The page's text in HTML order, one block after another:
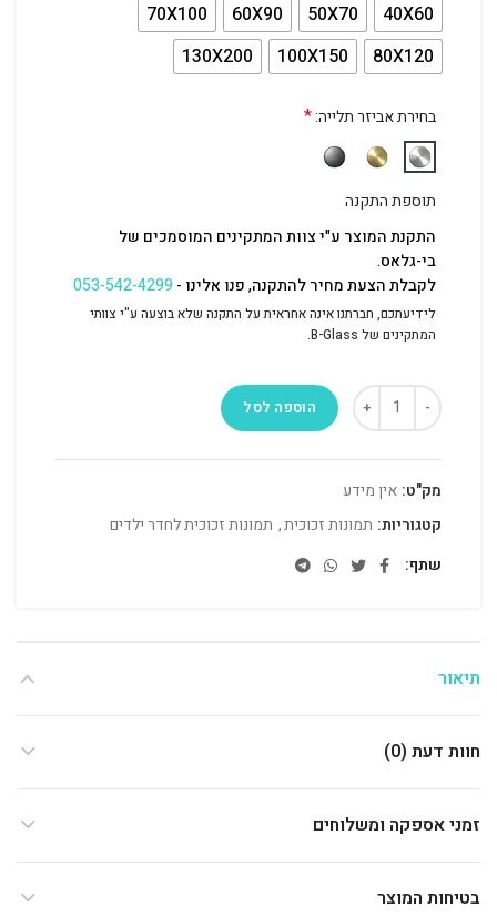
40X60
50X70
60X90
70X100
80X120
100X150
130X200
בחירת אביזר תלייה:*
תוספת התקנה
התקנת המוצר ע"י צוות המתקינים המוסמכים של
בי-גלאס.
לקבלת הצעת מחיר להתקנה, פנו אלינו -053-542-4299
לידיעתכם, חברתנו אינה אחראית על התקנה שלא בוצעה ע"י צוותי
המתקינים של B-Glass.
הוספה לסל
מק"ט: אין מידע
קטגוריות: תמונות זכוכית, תמונות זכוכית לחדר ילדים
שתף
תיאור
חוות דעת (0)
זמני אספקה ומשלוחים
בטיחות המוצר